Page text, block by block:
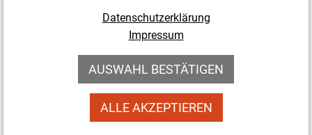
Veranstaltungsabsagen auf Grundlage des
Konsequenzen, Vertragserfüllung und
Arbeitsrecht: Kurzarbeit, Kündigungsschutz,
Mietrecht: Mietzahlungen, Kündigungsschutz
Steuern und Abgaben: Steuerstundungen, KSK,
Insolvenzverfahren
Datenschutzerklärung
Impressum
AUSWAHL BESTÄTIGEN
ALLE AKZEPTIEREN